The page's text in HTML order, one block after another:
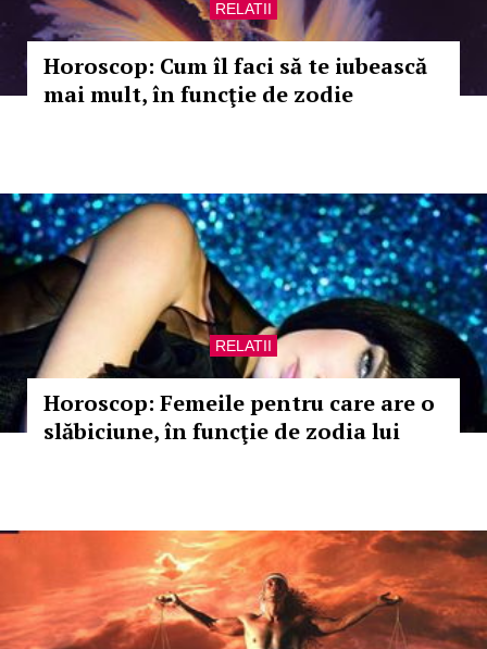
RELATII
Horoscop: Cum îl faci să te iubească
mai mult, în funcţie de zodie
RELATII
Horoscop: Femeile pentru care are o
slăbiciune, în funcţie de zodia lui